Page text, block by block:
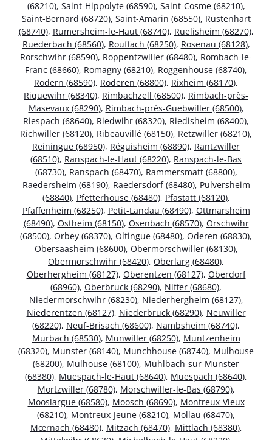
(68210), Saint-Hippolyte (68590), Saint-Cosme (68210),
Saint-Bernard (68720), Saint-Amarin (68550), Rustenhart
(68740), Rumersheim-le-Haut (68740), Ruelisheim (68270),
Ruederbach (68560), Rouffach (68250), Rosenau (68128),
Rorschwihr (68590), Roppentzwiller (68480), Rombach-le-
Franc (68660), Romagny (68210), Roggenhouse (68740),
Rodern (68590), Roderen (68800), Rixheim (68170),
Riquewihr (68340), Rimbachzell (68500), Rimbach-près-
Masevaux (68290), Rimbach-près-Guebwiller (68500),
Riespach (68640), Riedwihr (68320), Riedisheim (68400),
Richwiller (68120), Ribeauvillé (68150), Retzwiller (68210),
Reiningue (68950), Réguisheim (68890), Rantzwiller
(68510), Ranspach-le-Haut (68220), Ranspach-le-Bas
(68730), Ranspach (68470), Rammersmatt (68800),
Raedersheim (68190), Raedersdorf (68480), Pulversheim
(68840), Pfetterhouse (68480), Pfastatt (68120),
Pfaffenheim (68250), Petit-Landau (68490), Ottmarsheim
(68490), Ostheim (68150), Osenbach (68570), Orschwihr
(68500), Orbey (68370), Oltingue (68480), Oderen (68830),
Obersaasheim (68600), Obermorschwiller (68130),
Obermorschwihr (68420), Oberlarg (68480),
Oberhergheim (68127), Oberentzen (68127), Oberdorf
(68960), Oberbruck (68290), Niffer (68680),
Niedermorschwihr (68230), Niederhergheim (68127),
Niederentzen (68127), Niederbruck (68290), Neuwiller
(68220), Neuf-Brisach (68600), Nambsheim (68740),
Murbach (68530), Munwiller (68250), Muntzenheim
(68320), Munster (68140), Munchhouse (68740), Mulhouse
(68200), Mulhouse (68100), Muhlbach-sur-Munster
(68380), Muespach-le-Haut (68640), Muespach (68640),
Mortzwiller (68780), Morschwiller-le-Bas (68790),
Mooslargue (68580), Moosch (68690), Montreux-Vieux
(68210), Montreux-Jeune (68210), Mollau (68470),
Mœrnach (68480), Mitzach (68470), Mittlach (68380),